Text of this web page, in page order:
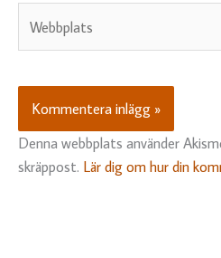
Denna webbplats använder
skräppost. Lär dig om hur din